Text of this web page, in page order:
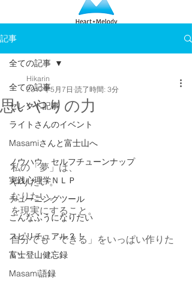
記事
全ての記事
セレクト記事
ライトさんのイベント
Masamiさんと富士山へ
ノウハウ セルフチューンナップ
実践心理学ＮＬＰ
チューニングツール
こんなふうになりたい
スピリチュアル？！
富士登山健忘録
Masami語録
全ての記事
思いやりの力
Hikarin
2017年5月7日 読了時間: 3分
私の「夢」は、
やりたい。
なりたい。
を現実にすること。
自分でも「できる」をいっぱい作りた
い。